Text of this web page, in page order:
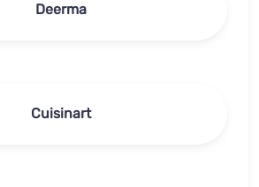
Deerma
Cuisinart